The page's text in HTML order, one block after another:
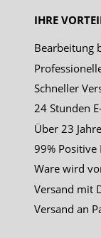
IHRE
Bearbeitung
Schneller
24 Stunden
Über 23
99% Positive
Ware wird
Versand mit
Versand an